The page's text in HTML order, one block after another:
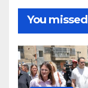
You missed